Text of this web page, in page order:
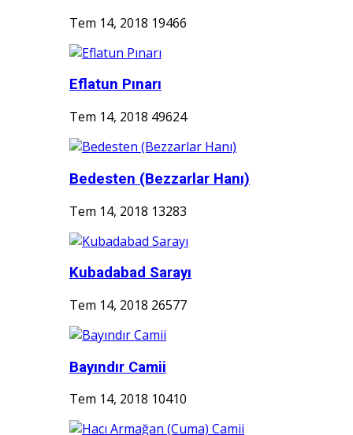
Tem 14, 2018 19466
Eflatun Pınarı
Tem 14, 2018 49624
Bedesten (Bezzarlar Hanı)
Tem 14, 2018 13283
Kubadabad Sarayı
Tem 14, 2018 26577
Bayındır Camii
Tem 14, 2018 10410